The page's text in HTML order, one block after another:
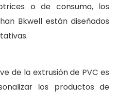
o de consumo, los
Bkwell están diseñados
de la extrusión de PVC es
los productos de